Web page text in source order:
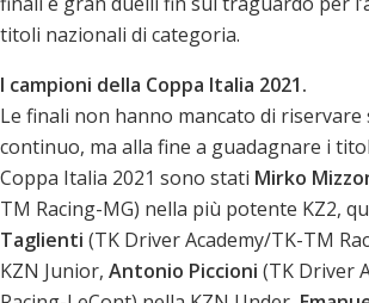
titoli nazionali di categoria.
I campioni della Coppa Italia 2021.
Le finali non hanno mancato di
continuo, ma alla fine a guadagnare i
Coppa Italia 2021 sono stati Mirko
TM Racing-MG) nella più potente KZ2,
Taglienti (TK Driver Academy/TK-TM
KZN Junior, Antonio Piccioni (TK Driver